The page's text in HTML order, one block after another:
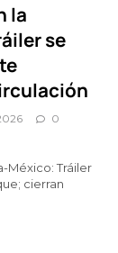
la
se
0
México: Tráiler
cierran